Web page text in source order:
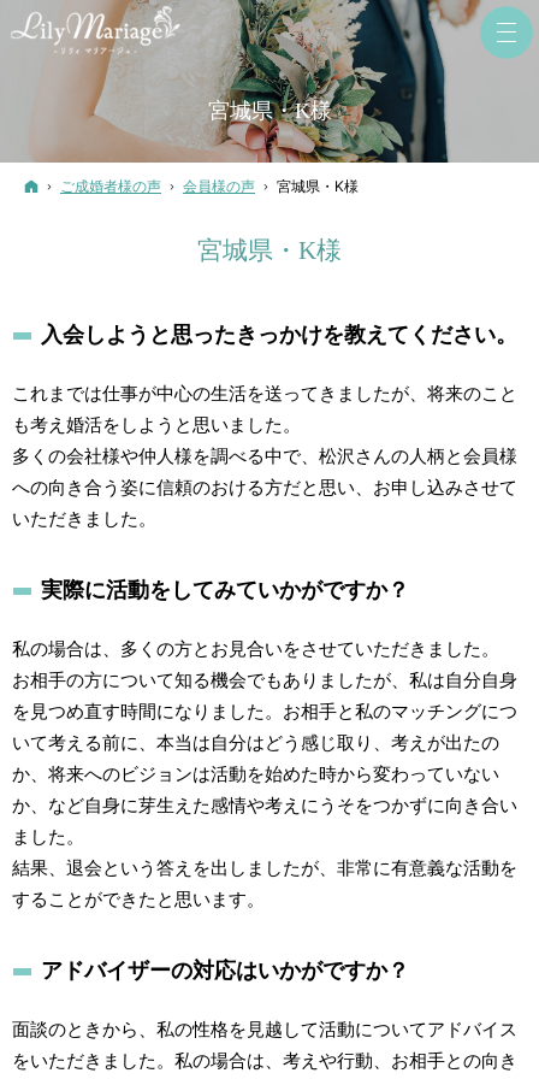
宮城県・K様
ホーム
ご成婚者様の声 会員様の声 宮城県・K様
宮城県・K様
入会しようと思ったきっかけを教えてください。
これまでは仕事が中心の生活を送ってきましたが、将来のこと
も考え婚活をしようと思いました。
多くの会社様や仲人様を調べる中で、松沢さんの人柄と会員様
への向き合う姿に信頼のおける方だと思い、お申し込みさせて
いただきました。
実際に活動をしてみていかがですか？
私の場合は、多くの方とお見合いをさせていただきました。
お相手の方について知る機会でもありましたが、私は自分自身
を見つめ直す時間になりました。お相手と私のマッチングにつ
いて考える前に、本当は自分はどう感じ取り、考えが出たの
か、将来へのビジョンは活動を始めた時から変わっていない
か、など自身に芽生えた感情や考えにうそをつかずに向き合い
ました。
結果、退会という答えを出しましたが、非常に有意義な活動を
することができたと思います。
アドバイザーの対応はいかがですか？
面談のときから、私の性格を見越して活動についてアドバイス
をいただきました。私の場合は、考えや行動、お相手との向き